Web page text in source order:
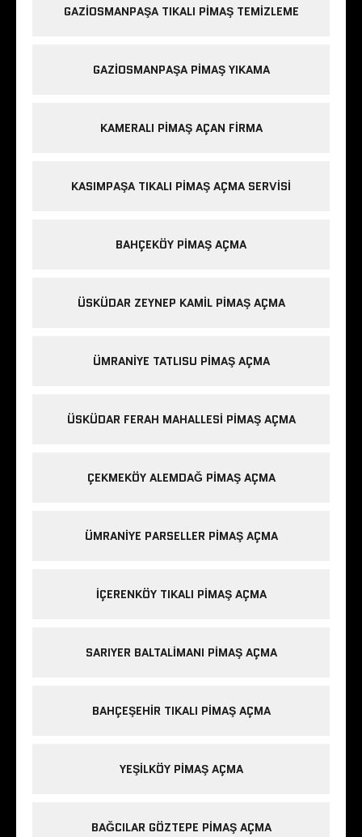
GAZIOSMANPAŞA TIKALI PIMAŞ TEMIZLEME
GAZIOSMANPAŞA PIMAŞ YIKAMA
KAMERALI PIMAŞ AÇAN FIRMA
KASIMPAŞA TIKALI PIMAŞ AÇMA SERVISI
BAHÇEKÖY PIMAŞ AÇMA
ÜSKÜDAR ZEYNEP KAMIL PIMAŞ AÇMA
ÜMRANIYE TATLISU PIMAŞ AÇMA
ÜSKÜDAR FERAH MAHALLESI PIMAŞ AÇMA
ÇEKMEKÖY ALEMDAĞ PIMAŞ AÇMA
ÜMRANIYE PARSELLER PIMAŞ AÇMA
IÇERENKÖY TIKALI PIMAŞ AÇMA
SARIYER BALTALIMANI PIMAŞ AÇMA
BAHÇEŞEHIR TIKALI PIMAŞ AÇMA
YEŞILKÖY PIMAŞ AÇMA
BAĞCILAR GÖZTEPE PIMAŞ AÇMA